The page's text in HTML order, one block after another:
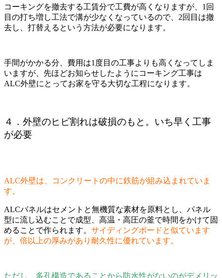
コーキングを撤去する工賃分で工費が高くなりますが、1回
目の打ち増し工法で溝が少なくなっているので、2回目は撤
去し、打替えるという方法が必要になります。
手間がかかる分、費用は1度目の工事よりも高くなってしま
いますが、先ほどお知らせしたようにコーキング工事は
ALC外壁にとってお家を守る大切な工程になります。
４．外壁のヒビ割れは破損のもと。いち早く工事
が必要
ALC外壁は、コンクリートの中に鉄筋が組み込まれていま
す。
ALCパネルはセメントと無機質な素材を原料とし、パネル
型に流し込むことで成型、高温・高圧の釜で時間をかけて固
めることで作られます。 サイディングボードと似ています
が、倍以上の厚みがあり耐久性に優れています。
ただし、多孔構造であることから防水性がないのがデメリッ